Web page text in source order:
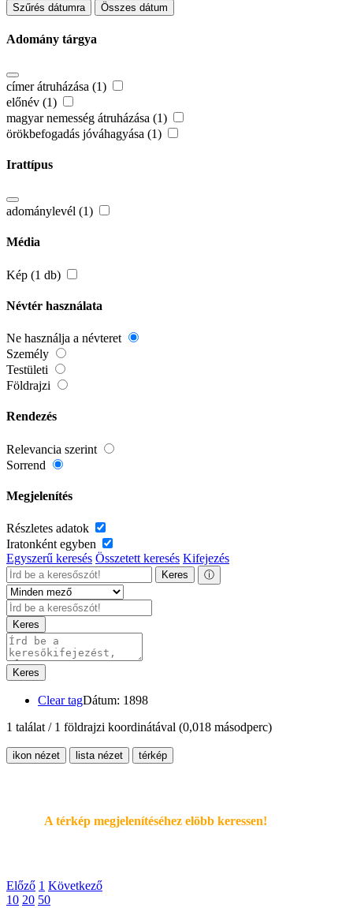
Szűrés dátumra Összes dátum
Adomány tárgya
címer átruházása (1)
előnév (1)
magyar nemesség átruházása (1)
örökbefogadás jóváhagyása (1)
Irattípus
adománylevél (1)
Média
Kép (1 db)
Névtér használata
Ne használja a névteret
Személy
Testületi
Földrajzi
Rendezés
Relevancia szerint
Sorrend
Megjelenítés
Részletes adatok
Iratonként egyben
Egyszerű keresés Összetett keresés Kifejezés
Keres ⓘ
Keres
Keres
Clear tagDátum: 1898
1 találat / 1 földrajzi koordinátával (0,018 másodperc)
ikon nézet lista nézet térkép
A térkép megjelenítéséhez elöbb keressen!
Előző 1 Következő
10 20 50